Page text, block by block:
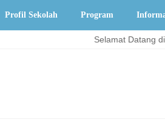
Profil Sekolah Program
Selamat Datang di